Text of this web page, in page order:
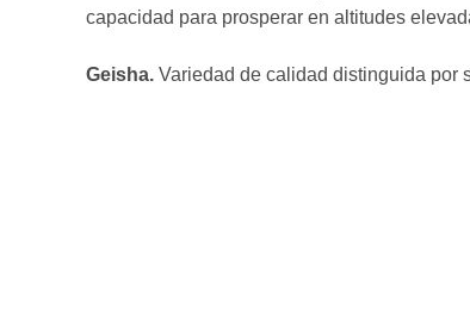
capacidad para prosperar en altitudes
Geisha. Variedad de calidad distinguida por